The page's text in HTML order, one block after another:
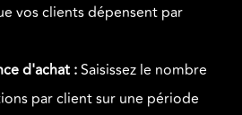
vos clients dépensent par
d'achat :Saisissez le nombre
par client sur une période